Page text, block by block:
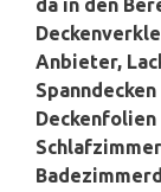
da in den
Anbieter,
Deckenfolien